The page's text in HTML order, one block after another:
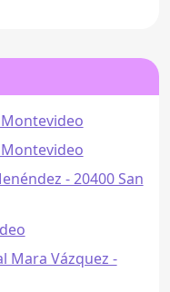
- 20400 San
Mara Vázquez -